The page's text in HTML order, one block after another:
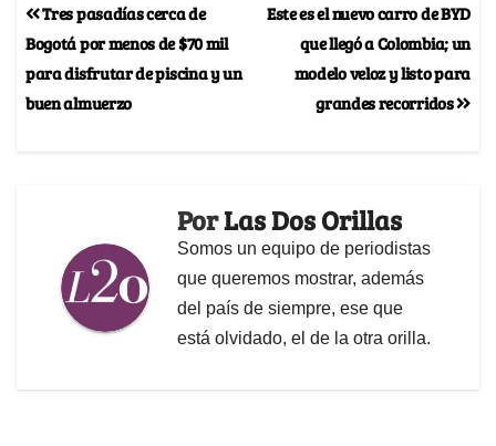
Este es el nuevo carro de BYD
que llegó a Colombia; un
modelo veloz y listo para
grandes recorridos
Tres pasadías cerca de
Bogotá por menos de $70 mil
para disfrutar de piscina y un
buen almuerzo
PorLas Dos Orillas
Somos un equipo de periodistas
que queremos mostrar, además
del país de siempre, ese que
está olvidado, el de la otra orilla.